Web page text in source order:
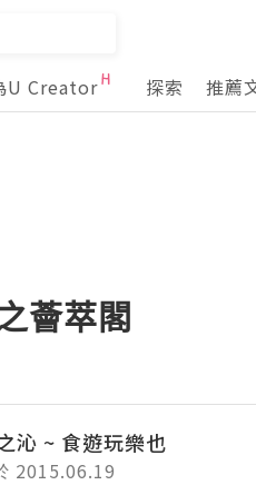
U Creator 探索 推薦
薈萃閣
沁 ~ 食遊玩樂也
2015.06.19